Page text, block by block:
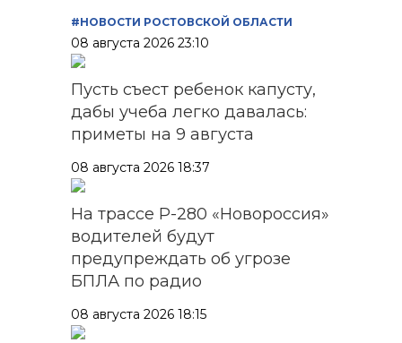
#НОВОСТИ РОСТОВСКОЙ ОБЛАСТИ
08 августа 2026 23:10
Пусть съест ребенок капусту,
дабы учеба легко давалась:
приметы на 9 августа
08 августа 2026 18:37
На трассе Р-280 «Новороссия»
водителей будут
предупреждать об угрозе
БПЛА по радио
08 августа 2026 18:15